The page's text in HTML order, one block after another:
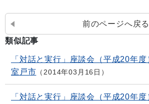
前のページへ戻る
類似記事
「対話と実行」座談会（平成20
室戸市
2014年03月16日
「対話と実行」座談会（平成20